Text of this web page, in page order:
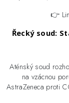
👉
Řecký soud:
Aténský soud
na vzácnou
AstraZeneca proti